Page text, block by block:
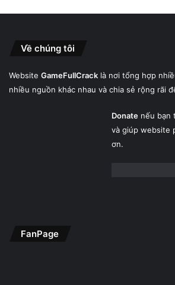
Về chúng tôi
Website GameFullCrack là nơi tổng hợp
nhiều nguồn khác nhau và chia sẻ rộng rãi
Donatenếu bạn
và giúp website
ơn.
FanPage